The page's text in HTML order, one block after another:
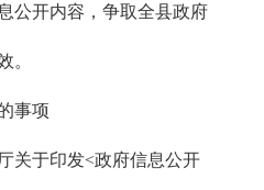
公开内容，争取全县政府
。
事项
关于印发<政府信息公开